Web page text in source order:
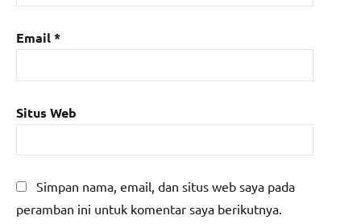
Email*
Situs Web
Simpan nama, email, dan situs web saya pada
peramban ini untuk komentar saya berikutnya.